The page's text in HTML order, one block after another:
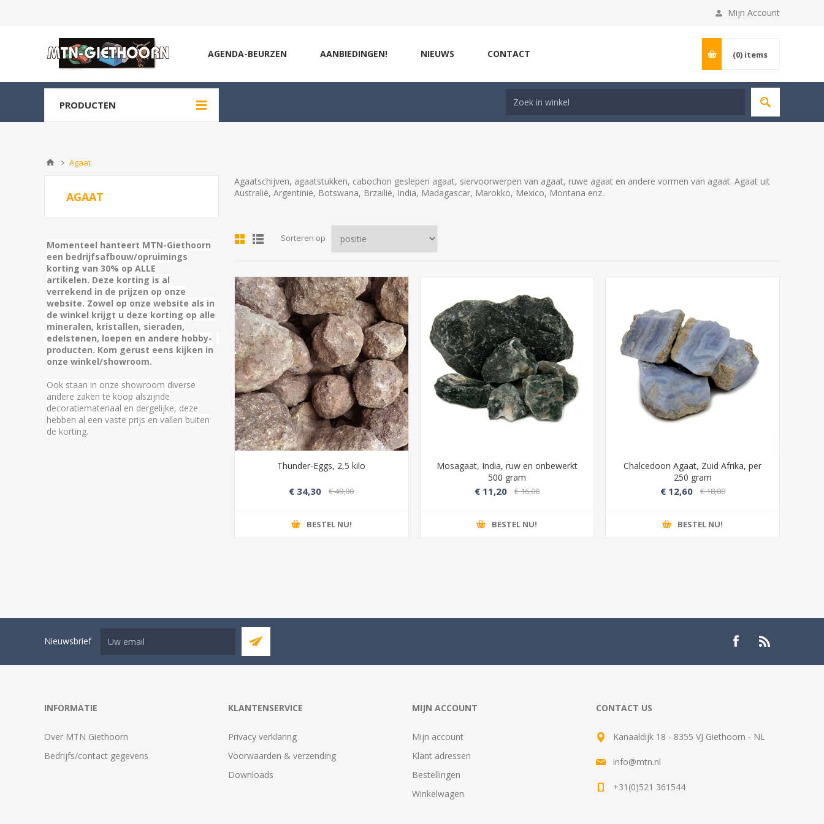
Mijn Account
AGENDA-BEURZEN AANBIEDINGEN! NIEUWS CONTACT (0) items
PRODUCTEN
Agaat
Agaatschijven, agaatstukken, cabochon geslepen agaat, siervoorwerpen van agaat, ruwe agaat en andere vormen van agaat. Agaat uit
Australië, Argentinië, Botswana, Brzailië, India, Madagascar, Marokko, Mexico, Montana enz..
Sorteren op
Thunder-Eggs, 2,5 kilo
€ 34,30 € 49,00
BESTEL NU!
Mosagaat, India, ruw en onbewerkt
500 gram
€ 11,20 € 16,00
BESTEL NU!
Chalcedoon Agaat, Zuid Afrika, per
250 gram
€ 12,60 € 18,00
BESTEL NU!
AGAAT
Momenteel hanteert MTN-Giethoorn
een bedrijfsafbouw/opruimings
korting van 30% op ALLE
artikelen. Deze korting is al
verrekend in de prijzen op onze
website. Zowel op onze website als in
de winkel krijgt u deze korting op alle
mineralen, kristallen, sieraden,
edelstenen, loepen en andere hobby-
producten. Kom gerust eens kijken in
onze winkel/showroom.
Ook staan in onze showroom diverse
andere zaken te koop alszijnde
decoratiemateriaal en dergelijke, deze
hebben al een vaste prijs en vallen buiten
de korting.
Nieuwsbrief
INFORMATIE
Over MTN Giethoorn
Bedrijfs/contact gegevens
KLANTENSERVICE
Privacy verklaring
Voorwaarden & verzending
Downloads
MIJN ACCOUNT
Mijn account
Klant adressen
Bestellingen
Winkelwagen
CONTACT US
Kanaaldijk 18 - 8355 VJ Giethoorn - NL
info@mtn.nl
+31(0)521 361544